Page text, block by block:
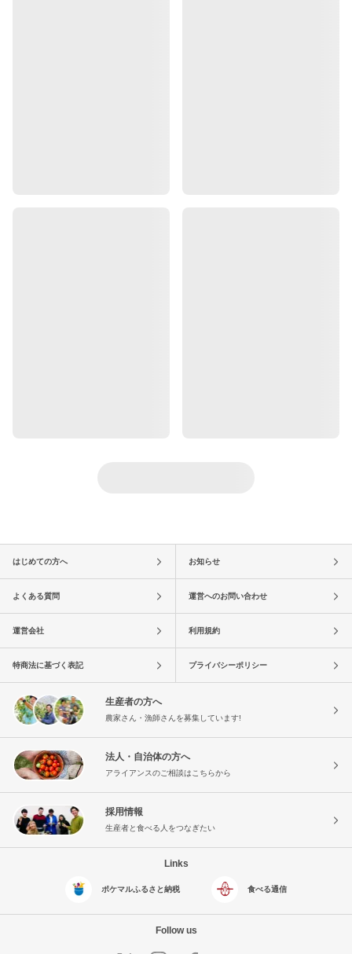
はじめての方へ お知らせ
よくある質問 運営へのお問い合わせ
運営会社 利用規約
特商法に基づく表記 プライバシーポリシー
生産者の方へ
農家さん・漁師さんを募集しています!
法人・自治体の方へ
アライアンスのご相談はこちらから
採用情報
生産者と食べる人をつなぎたい
Links
ポケマルふるさと納税 食べる通信
Follow us